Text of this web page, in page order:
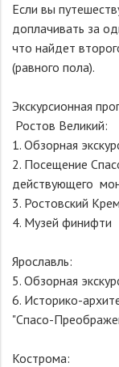
Если вы
доплачивать за
что найдет
(равного пола).
Экскурсионная
Ростов Великий:
1. Обзорная
2. Посещение
действующего
3. Ростовский
4. Музей финифти
Ярославль:
5. Обзорная
6. Историко-
"Спасо-
Кострома: